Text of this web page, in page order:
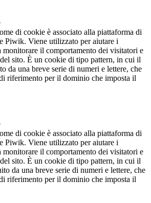
di cookie è associato alla piattaforma di
Piwik. Viene utilizzato per aiutare i
il comportamento dei visitatori e
sito. È un cookie di tipo pattern, in cui il
da una breve serie di numeri e lettere, che
riferimento per il dominio che imposta il
di cookie è associato alla piattaforma di
Piwik. Viene utilizzato per aiutare i
il comportamento dei visitatori e
sito. È un cookie di tipo pattern, in cui il
da una breve serie di numeri e lettere, che
riferimento per il dominio che imposta il